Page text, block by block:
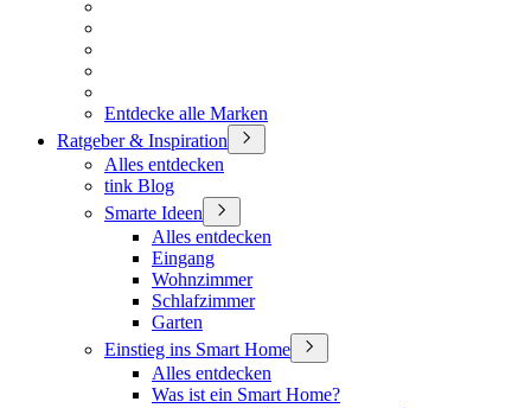
Entdecke alle Marken
Ratgeber & Inspiration
Alles entdecken
tink Blog
Smarte Ideen
Alles entdecken
Eingang
Wohnzimmer
Schlafzimmer
Garten
Einstieg ins Smart Home
Alles entdecken
Was ist ein Smart Home?